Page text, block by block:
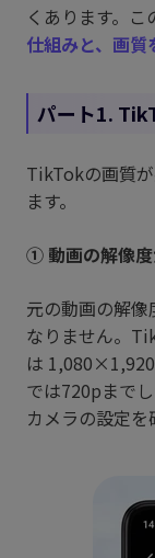
くあります。こ
仕組みと、画
パート1.
TikTokの画質
ます。
① 動画の解像
元の動画の解
なりません。
は
では720pまで
カメラの設定を